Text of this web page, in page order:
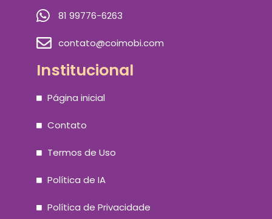
81 99776-6263
contato@coimobi.com
Institucional
Página inicial
Contato
Termos de Uso
Política de IA
Política de Privacidade